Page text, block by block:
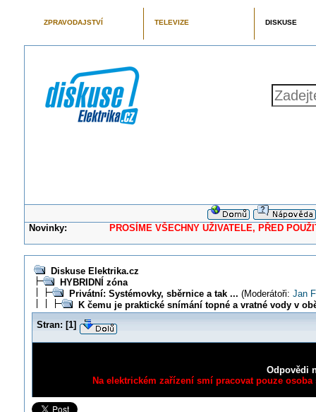
ZPRAVODAJSTVÍ TELEVIZE DISKUSE
Novinky: PROSÍME VŠECHNY UŽIVATELE, PŘED
Diskuse Elektrika.cz
HYBRIDNÍ zóna
Privátní: Systémovky, sběrnice a tak ... (Moderátoři: Jan
K čemu je praktické snímání topné a vratné vody v
Stran: [1]
Odpovědi
Na elektrickém zařízení smí pracovat pouze